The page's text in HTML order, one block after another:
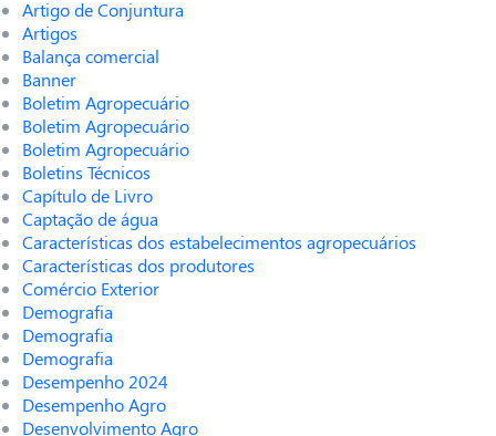
Artigo de Conjuntura
Artigos
Balança comercial
Banner
Boletim Agropecuário
Boletim Agropecuário
Boletim Agropecuário
Boletins Técnicos
Capítulo de Livro
Captação de água
Características dos estabelecimentos agropecuários
Características dos produtores
Comércio Exterior
Demografia
Demografia
Demografia
Desempenho 2024
Desempenho Agro
Desenvolvimento Agro